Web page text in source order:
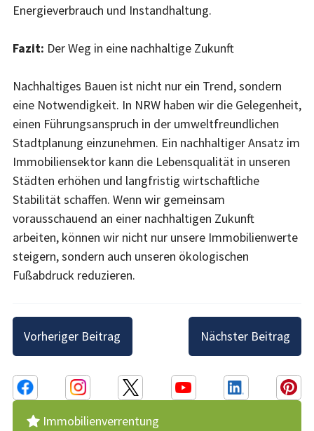
Energieverbrauch und Instandhaltung.
Fazit: Der Weg in eine nachhaltige Zukunft
Nachhaltiges Bauen ist nicht nur ein Trend, sondern
eine Notwendigkeit. In NRW haben wir die Gelegenheit,
einen Führungsanspruch in der umweltfreundlichen
Stadtplanung einzunehmen. Ein nachhaltiger Ansatz im
Immobiliensektor kann die Lebensqualität in unseren
Städten erhöhen und langfristig wirtschaftliche
Stabilität schaffen. Wenn wir gemeinsam
vorausschauend an einer nachhaltigen Zukunft
arbeiten, können wir nicht nur unsere Immobilienwerte
steigern, sondern auch unseren ökologischen
Fußabdruck reduzieren.
Beitragsnavigation
Vorheriger Beitrag Nächster Beitrag
Immobilienverrentung